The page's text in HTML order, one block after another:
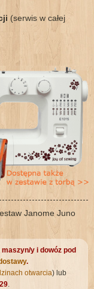
(serwis w całej
Janome Juno
y i dowóz pod
.
otwarcia) lub
.